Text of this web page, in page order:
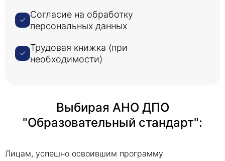
Согласие на обработку
персональных данных
Трудовая книжка (при
необходимости)
Выбирая АНО ДПО
"Образовательный стандарт":
Лицам, успешно освоившим программу